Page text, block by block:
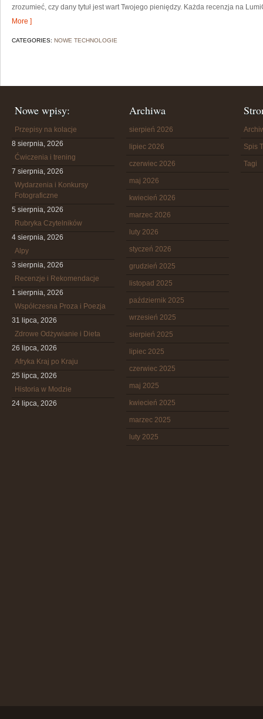
zrozumieć, czy dany tytuł jest wart Twojego pieniędzy. Każda recenzja na
More ]
CATEGORIES: NOWE TECHNOLOGIE
Nowe wpisy:
Przepisy na kolacje
8 sierpnia, 2026
Ćwiczenia i trening
7 sierpnia, 2026
Wydarzenia i Konkursy
Fotograficzne
5 sierpnia, 2026
Rubryka Czytelników
4 sierpnia, 2026
Alpy
3 sierpnia, 2026
Recenzje i Rekomendacje
1 sierpnia, 2026
Współczesna Proza i Poezja
31 lipca, 2026
Zdrowe Odżywianie i Dieta
26 lipca, 2026
Afryka Kraj po Kraju
25 lipca, 2026
Historia w Modzie
24 lipca, 2026
Archiwa
sierpień 2026
lipiec 2026
czerwiec 2026
maj 2026
kwiecień 2026
marzec 2026
luty 2026
styczeń 2026
grudzień 2025
listopad 2025
październik 2025
wrzesień 2025
sierpień 2025
lipiec 2025
czerwiec 2025
maj 2025
kwiecień 2025
marzec 2025
luty 2025
Spis
Tagi